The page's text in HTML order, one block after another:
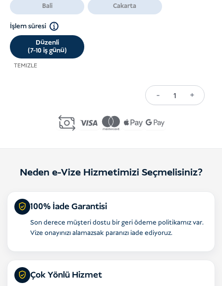
Bali Cakarta
İşlem süresi
Düzenli
(7-10 iş günü)
TEMIZLE
-
D12
Entry
adet
+
Neden e-Vize Hizmetimizi Seçmelisiniz?
100% İade Garantisi
Son derece müşteri dostu bir geri ödeme politikamız var.
Vize onayınızı alamazsak paranızı iade ediyoruz.
Çok Yönlü Hizmet